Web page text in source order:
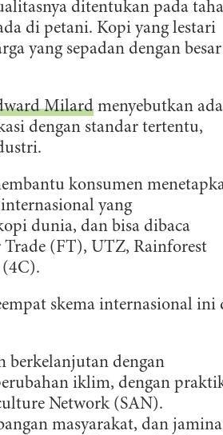
ditentukan pada
di petani. Kopi yang lestari
yang sepadan dengan besar
Milard menyebutkan ada
dengan standar tertentu,
konsumen
yang
dunia, dan bisa dibaca
Trade (FT), UTZ, Rainforest
skema internasional ini
berkelanjutan dengan
iklim, dengan
Network (SAN).
masyarakat, dan